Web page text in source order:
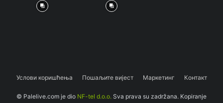
Услови коришћења Пошаљите вијест Маркетинг Контакт
© Palelive.com je dio NF-tel d.o.o. Sva prava su zadržana. Kopiranje